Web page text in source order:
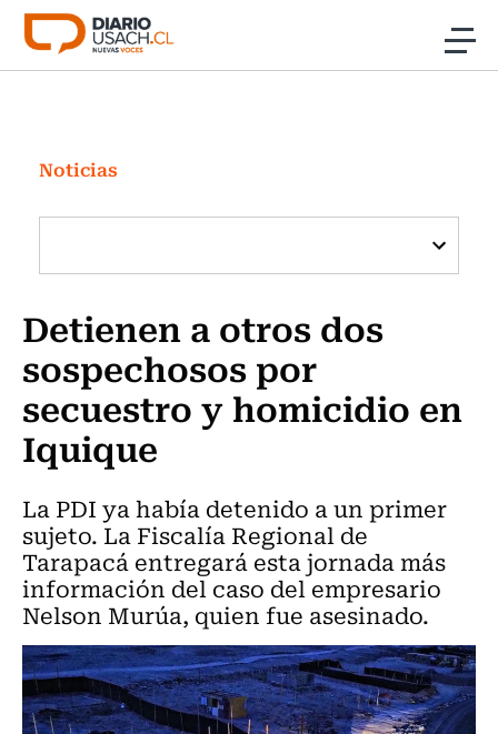
Click acá para ir directamente al contenido
Investigación
Cultura
Programas Radio y TV Usach
Noticias
Detienen a otros dos
sospechosos por
secuestro y homicidio en
Iquique
La PDI ya había detenido a un primer
sujeto. La Fiscalía Regional de
Tarapacá entregará esta jornada más
información del caso del empresario
Nelson Murúa, quien fue asesinado.